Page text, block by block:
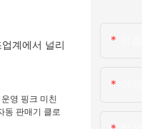
계에서 널리